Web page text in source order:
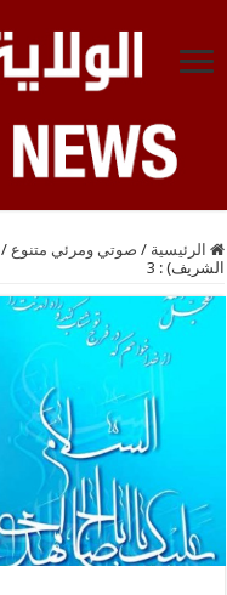
الرئيسية / صوتي ومرئي متنوع /
الشريف) : 3